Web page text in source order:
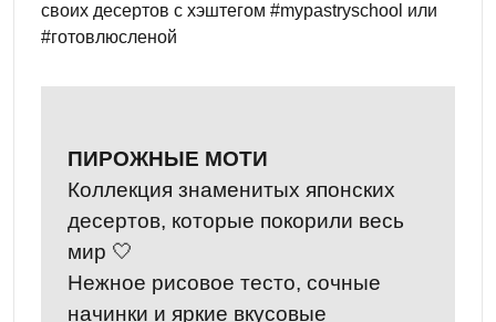
своих десертов с хэштегом #mypastryschool или
#готовлюсленой
ПИРОЖНЫЕ МОТИ
Коллекция знаменитых японских
десертов, которые покорили весь
мир 🤍
Нежное рисовое тесто, сочные
начинки и яркие вкусовые